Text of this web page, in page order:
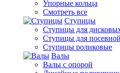
Упорные кольца
Смотреть все
Ступицы
Ступицы для
Ступицы для
Ступицы роликовые
Валы
Валы с опорой